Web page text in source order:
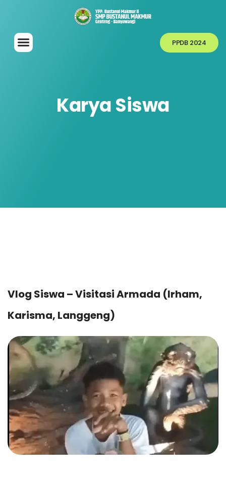
PPDB 2024
Karya Siswa
Vlog Siswa – Visitasi Armada (Irham,
Karisma, Langgeng)